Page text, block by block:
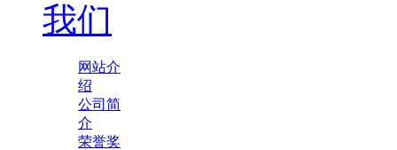
我们
网站介
绍
公司简
介
荣誉奖